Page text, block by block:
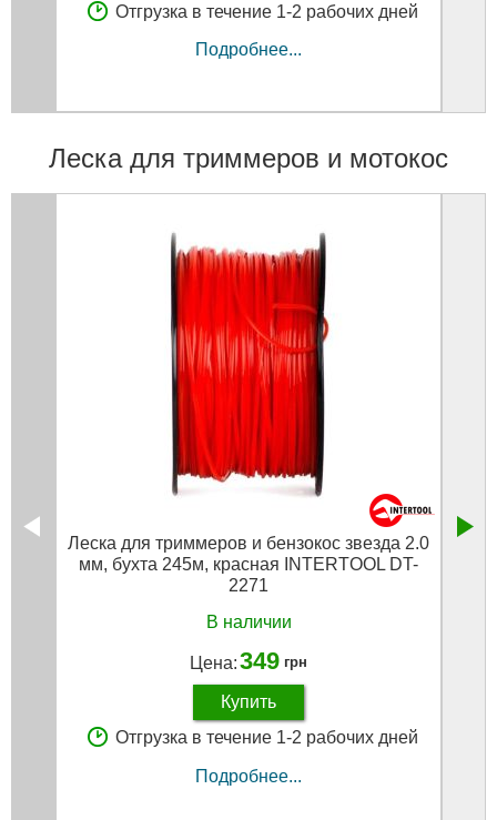
Отгрузка в течение 1-2 рабочих дней
Подробнее...
Леска для триммеров и мотокос
Леска для триммеров и бензокос звезда 2.0
мм, бухта 245м, красная INTERTOOL DT-
2271
В наличии
Цена:349 грн
Купить
Отгрузка в течение 1-2 рабочих дней
Подробнее...